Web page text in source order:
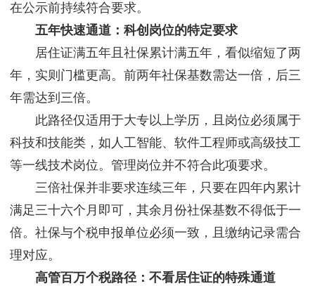
在公示前持续符合要求。
五年快速通道：科创岗位的特定要求
居住证满五年且社保累计满五年，看似缩短了两
年，实则门槛更高。前两年社保基数需达一倍，后三
年需达到三倍。
此路径仅适用于大专以上学历，且岗位必须属于
科技和技能类，如人工智能、软件工程师或高级技工
等一线技术岗位。管理岗位并不符合此项要求。
三倍社保并非要求连续三年，只要在四年内累计
满足三十六个月即可，其余月份社保基数不得低于一
倍。社保与个税申报单位必须一致，且缴纳记录需合
理对应。
高管百万个税路径：不看居住证的特殊通道